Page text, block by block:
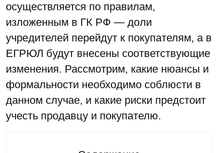
осуществляется по правилам,
изложенным в ГК РФ — доли
учредителей перейдут к покупателям, а в
ЕГРЮЛ будут внесены соответствующие
изменения. Рассмотрим, какие нюансы и
формальности необходимо соблюсти в
данном случае, и какие риски предстоит
учесть продавцу и покупателю.